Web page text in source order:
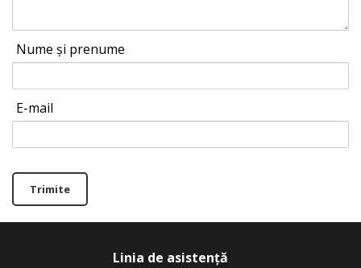
Nume și prenume
E-mail
Trimite
Linia de asistență